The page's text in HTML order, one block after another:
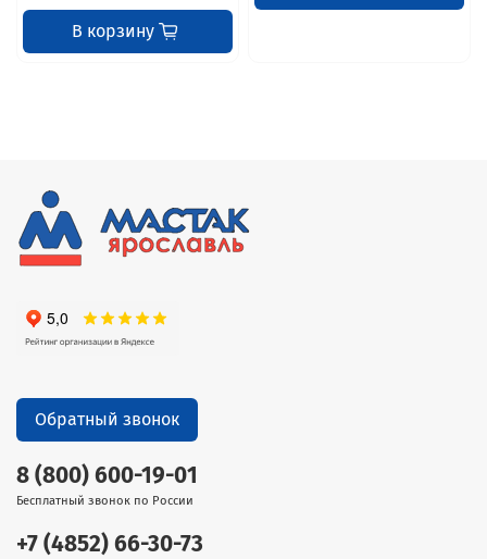
В корзину
8 (800) 600-19-01
Бесплатный звонок по России
+7 (4852) 66-30-73
Обратный звонок